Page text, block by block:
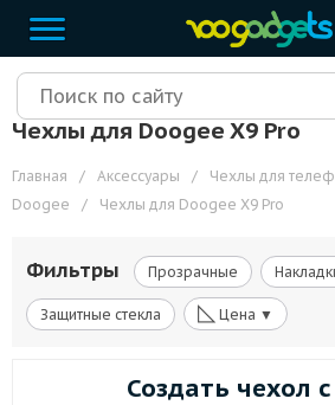
Чехлы для Doogee X9 Pro
Главная / Аксессуары / Чехлы для
Doogee
/ Чехлы для Doogee X9 Pro
Фильтры Прозрачные
Защитные стекла ◺ Цена ▼
Создать чехол